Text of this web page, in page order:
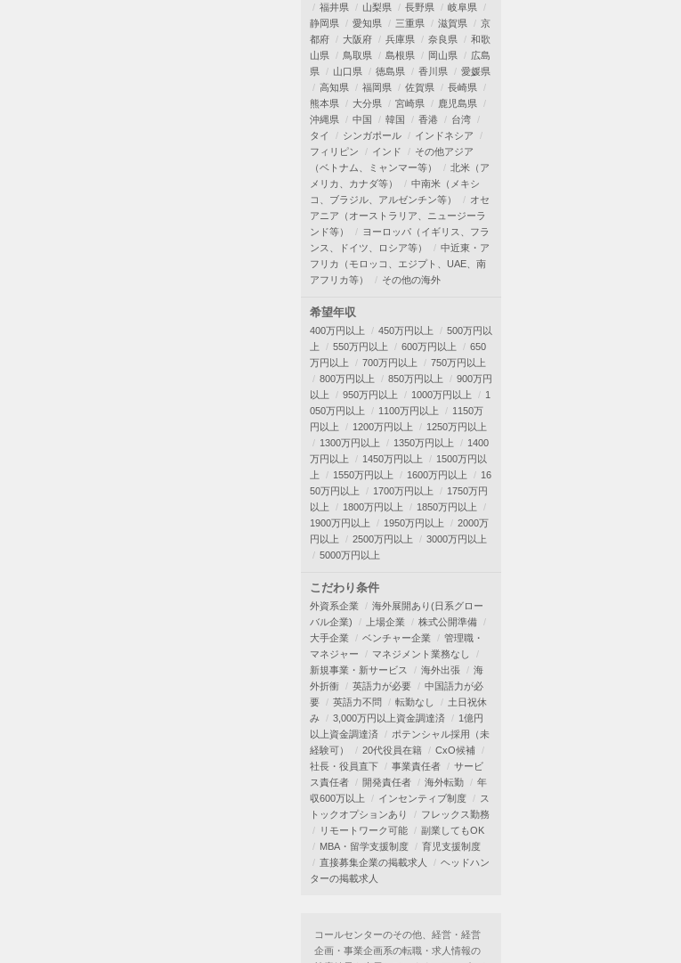
福井県
山梨県 長野県
岐阜県
静岡県
愛知県 三重県 滋賀県
京
都府
大阪府 兵庫県 奈良県
和歌
山県
鳥取県 島根県 岡山県
広島
県
山口県 徳島県 香川県
愛媛県
高知県
福岡県 佐賀県
長崎県
熊本県
大分県 宮崎県
鹿児島県
沖縄県
中国 韓国 香港
台湾
タイ
シンガポール
インドネシア
フィリピン
インド
その他アジア
（ベトナム、ミャンマー等）
北米（ア
メリカ、カナダ等）
中南米（メキシ
コ、ブラジル、アルゼンチン等）
オセ
アニア（オーストラリア、ニュージーラ
ンド等）
ヨーロッパ（イギリス、フラ
ンス、ドイツ、ロシア等）
中近東・ア
フリカ（モロッコ、エジプト、UAE、南
アフリカ等）
その他の海外
希望年収
400万円以上 450万円以上
500万円以
上
550万円以上 600万円以上
650
万円以上
700万円以上
750万円以上
800万円以上
850万円以上
900万円
以上
950万円以上 1000万円以上
1
050万円以上
1100万円以上
1150万
円以上
1200万円以上
1250万円以上
1300万円以上
1350万円以上
1400
万円以上
1450万円以上
1500万円以
上
1550万円以上 1600万円以上
16
50万円以上
1700万円以上
1750万円
以上
1800万円以上
1850万円以上
1900万円以上
1950万円以上
2000万
円以上
2500万円以上
3000万円以上
5000万円以上
こだわり条件
外資系企業
海外展開あり(日系グロー
バル企業)
上場企業
株式公開準備
大手企業
ベンチャー企業
管理職・
マネジャー
マネジメント業務なし
新規事業・新サービス
海外出張
海
外折衝
英語力が必要
中国語力が必
要
英語力不問 転勤なし
土日祝休
み
3,000万円以上資金調達済
1億円
以上資金調達済
ポテンシャル採用（未
経験可）
20代役員在籍
CxO候補
社長・役員直下
事業責任者
サービ
ス責任者
開発責任者 海外転勤
年
収600万以上
インセンティブ制度
ス
トックオプションあり
フレックス勤務
リモートワーク可能
副業してもOK
MBA・留学支援制度
育児支援制度
直接募集企業の掲載求人
ヘッドハン
ターの掲載求人
コールセンターのその他、経営・経営
企画・事業企画系の転職・求人情報の